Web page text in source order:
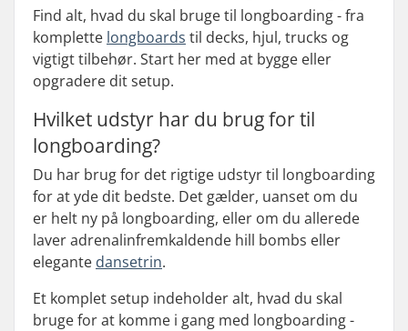
Find alt, hvad du skal bruge til longboarding - fra
komplette longboards til decks, hjul, trucks og
vigtigt tilbehør. Start her med at bygge eller
opgradere dit setup.
Hvilket udstyr har du brug for til
longboarding?
Du har brug for det rigtige udstyr til longboarding
for at yde dit bedste. Det gælder, uanset om du
er helt ny på longboarding, eller om du allerede
laver adrenalinfremkaldende hill bombs eller
elegante dansetrin.
Et komplet setup indeholder alt, hvad du skal
bruge for at komme i gang med longboarding -